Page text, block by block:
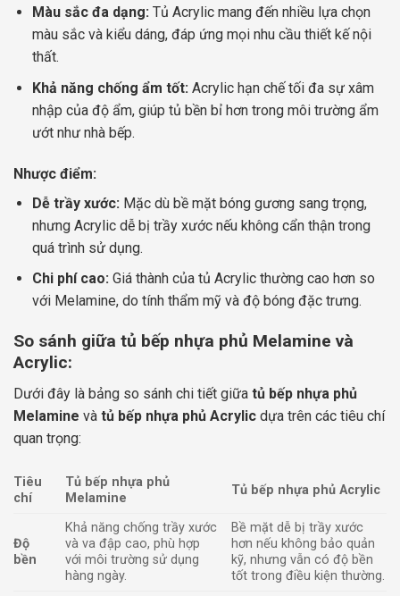
Màu sắc đa dạng: Tủ Acrylic mang đến nhiều lựa chọn
màu sắc và kiểu dáng, đáp ứng mọi nhu cầu thiết kế nội
thất.
Khả năng chống ẩm tốt: Acrylic hạn chế tối đa sự xâm
nhập của độ ẩm, giúp tủ bền bỉ hơn trong môi trường ẩm
ướt như nhà bếp.
Nhược điểm:
Dễ trầy xước: Mặc dù bề mặt bóng gương sang trọng,
nhưng Acrylic dễ bị trầy xước nếu không cẩn thận trong
quá trình sử dụng.
Chi phí cao: Giá thành của tủ Acrylic thường cao hơn so
với Melamine, do tính thẩm mỹ và độ bóng đặc trưng.
So sánh giữa tủ bếp nhựa phủ Melamine và
Acrylic:
Dưới đây là bảng so sánh chi tiết giữa tủ bếp nhựa phủ
Melamine và tủ bếp nhựa phủ Acrylic dựa trên các tiêu chí
quan trọng:
Tiêu
chí
Tủ bếp nhựa phủ
Melamine
Tủ bếp nhựa phủ Acrylic
Độ
bền
Khả năng chống trầy xước
và va đập cao, phù hợp
với môi trường sử dụng
hàng ngày.
Bề mặt dễ bị trầy xước
hơn nếu không bảo quản
kỹ, nhưng vẫn có độ bền
tốt trong điều kiện thường.